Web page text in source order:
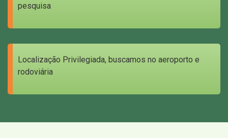
pesquisa
Localização Privilegiada, buscamos no aeroporto e
rodoviária